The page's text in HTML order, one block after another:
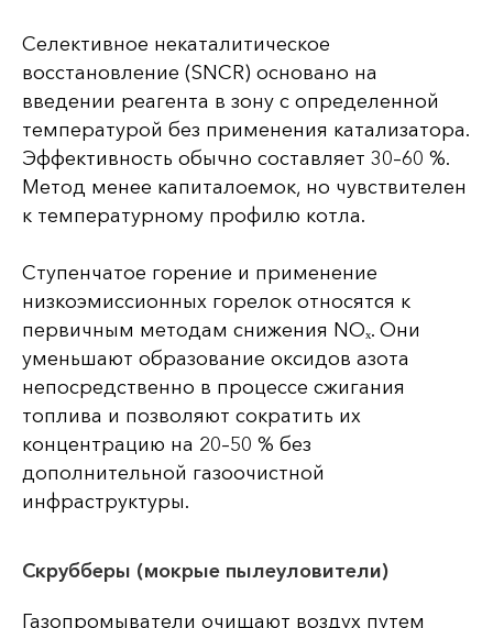
Селективное некаталитическое
восстановление (SNCR) основано на
введении реагента в зону с определенной
температурой без применения катализатора.
Эффективность обычно составляет 30–60 %.
Метод менее капиталоемок, но чувствителен
к температурному профилю котла.
Ступенчатое горение и применение
низкоэмиссионных горелок относятся к
первичным методам снижения NOₓ. Они
уменьшают образование оксидов азота
непосредственно в процессе сжигания
топлива и позволяют сократить их
концентрацию на 20–50 % без
дополнительной газоочистной
инфраструктуры.
Скрубберы (мокрые пылеуловители)
Газопромыватели очищают воздух путем